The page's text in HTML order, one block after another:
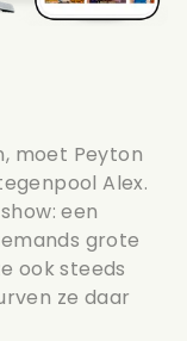
moet Peyton
Alex.
een
grote
ook steeds
ze daar